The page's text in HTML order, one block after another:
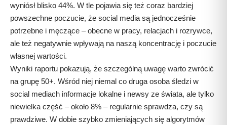
wyniósł blisko 44%. W tle pojawia się też coraz bardziej
powszechne poczucie, że social media są jednocześnie
potrzebne i męczące – obecne w pracy, relacjach i rozrywce,
ale też negatywnie wpływają na naszą koncentrację i poczucie
własnej wartości.
Wyniki raportu pokazują, że szczególną uwagę warto zwrócić
na grupę 50+. Wśród niej niemal co druga osoba śledzi w
social mediach informacje lokalne i newsy ze świata, ale tylko
niewielka część – około 8% – regularnie sprawdza, czy są
prawdziwe. W dobie szybko zmieniających się algorytmów